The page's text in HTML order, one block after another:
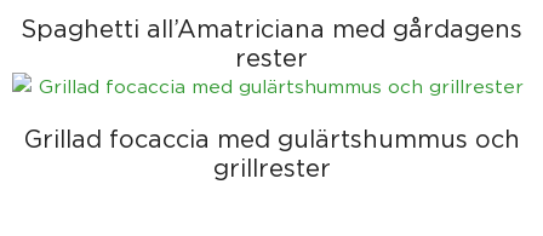
Spaghetti all’Amatriciana med gårdagens
rester
Grillad focaccia med gulärtshummus och
grillrester